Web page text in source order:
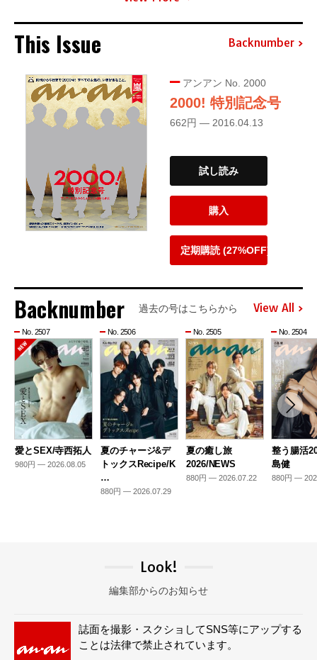
This Issue Backnumber
アンアン No. 2000
2000! 特別記念号
662円 — 2016.04.13
試し読み
購入
定期購読 (27%OFF)
Backnumber 過去の号はこちらから View All
No. 2507
愛とSEX/寺西拓人
980円 — 2026.08.05
No. 2506
夏のチャージ&デ
トックスRecipe/K
…
880円 — 2026.07.29
No. 2505
夏の癒し旅
2026/NEWS
880円 — 2026.07.22
No. 2504
整う腸活
島健
880円 —
Look!
編集部からのお知らせ
誌面を撮影・スクショしてSNS等にアップする
ことは法律で禁止されています。